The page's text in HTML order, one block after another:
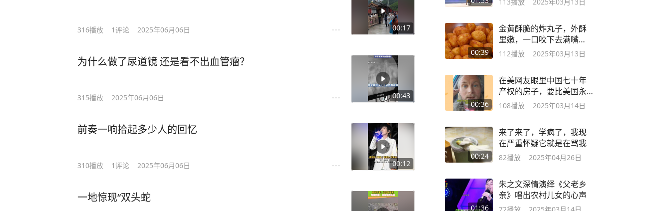
00:17
316播放 1评论 2025年06月06日
00:43
为什么做了尿道镜 还是看不出血管瘤？
315播放 2025年06月06日
00:12
前奏一响拾起多少人的回忆
310播放 1评论 2025年06月06日
一地惊现“双头蛇
00:39
金黄酥脆的炸丸子，外酥
里嫩，一口咬下去满嘴
香！
112播放 2025年03月13日
00:36
在美网友眼里中国七十年
产权的房子，要比美国永
久产权永久交税香
108播放 2025年03月14日
00:24
来了来了，学疯了，我现
在严重怀疑它就是在骂我
82播放 2025年04月26日
01:36
朱之文深情演绎《父老乡
亲》唱出农村儿女的心声